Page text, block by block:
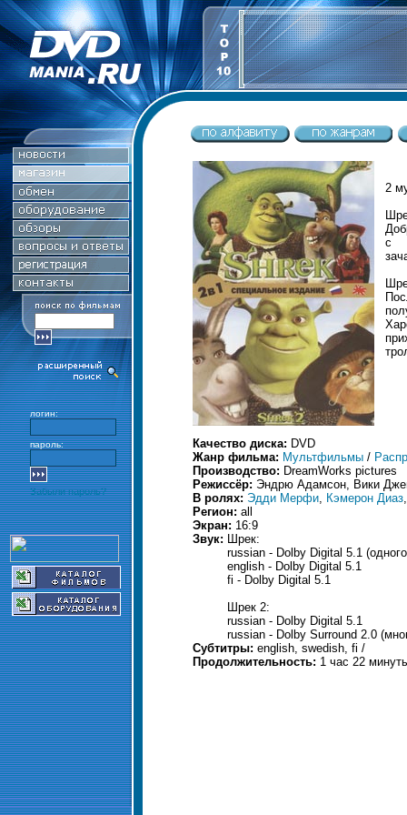
логин:
пароль:
Забыли пароль?
2
с
Качество диска: DVD
Жанр фильма: Мультфильмы /
Производство: DreamWorks pictures
Режиссёр: Эндрю Адамсон, Вики
В ролях: Эдди Мерфи, Кэмерон Диаз
Регион: all
Экран: 16:9
Звук: Шрек:
russian - Dolby Digital 5.1
english - Dolby Digital 5.1
fi - Dolby Digital 5.1
Шрек 2:
russian - Dolby Digital 5.1
russian - Dolby Surround 2.0
Субтитры: english, swedish, fi /
Продолжительность: 1 час 22